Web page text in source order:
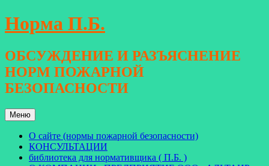
Перейти
к
Норма П.Б.
ОБСУЖДЕНИЕ И РАЗЪЯСНЕНИЕ
НОРМ ПОЖАРНОЙ
БЕЗОПАСНОСТИ
Меню
О сайте (нормы пожарной безопасности)
КОНСУЛЬТАЦИИ
библиотека для нормативщика ( П.Б. )